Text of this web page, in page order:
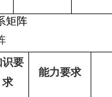
矩阵
识要
求
能力要求